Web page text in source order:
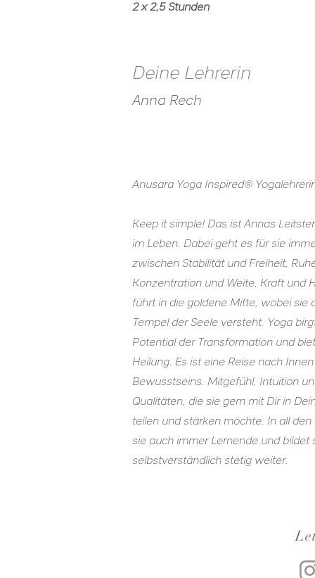
2 x 2,5 Stunden
Deine Lehrerin
Anna Rech
Anusara Yoga Inspired®
Keep it simple! Das ist Annas
im Leben. Dabei geht es für sie
zwischen Stabilität und Freiheit,
Konzentration und Weite, Kraft und
führt in die goldene Mitte, wobei sie
Tempel der Seele versteht. Yoga
Potential der Transformation und
Heilung. Es ist eine Reise nach
Bewusstseins. Mitgefühl, Intuition
Qualitäten, die sie gern mit Dir in
teilen und stärken möchte. In all
sie auch immer Lernende und bildet
selbstverständlich stetig weiter.